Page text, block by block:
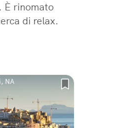
È rinomato
di relax.
NA